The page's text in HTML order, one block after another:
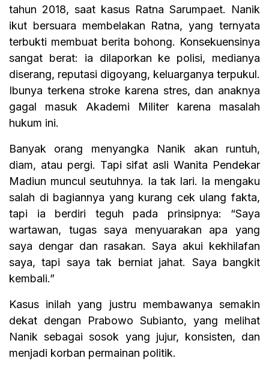
tahun 2018, saat kasus Ratna Sarumpaet. Nanik
ikut bersuara membelakan Ratna, yang ternyata
terbukti membuat berita bohong. Konsekuensinya
sangat berat: ia dilaporkan ke polisi, medianya
diserang, reputasi digoyang, keluarganya terpukul.
Ibunya terkena stroke karena stres, dan anaknya
gagal masuk Akademi Militer karena masalah
hukum ini.
Banyak orang menyangka Nanik akan runtuh,
diam, atau pergi. Tapi sifat asli Wanita Pendekar
Madiun muncul seutuhnya. Ia tak lari. Ia mengaku
salah di bagiannya yang kurang cek ulang fakta,
tapi ia berdiri teguh pada prinsipnya: “Saya
wartawan, tugas saya menyuarakan apa yang
saya dengar dan rasakan. Saya akui kekhilafan
saya, tapi saya tak berniat jahat. Saya bangkit
kembali.”
Kasus inilah yang justru membawanya semakin
dekat dengan Prabowo Subianto, yang melihat
Nanik sebagai sosok yang jujur, konsisten, dan
menjadi korban permainan politik.